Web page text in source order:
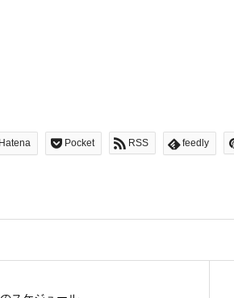
Hatena Pocket RSS feedly